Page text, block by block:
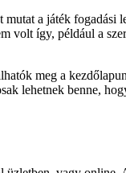
a játék fogadási
volt így, például a
meg a
lehetnek benne,